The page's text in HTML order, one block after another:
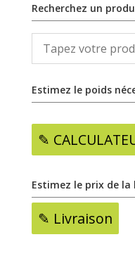
Recherchez un
Estimez le poids
✎
Estimez le prix de la
✎ Livraison